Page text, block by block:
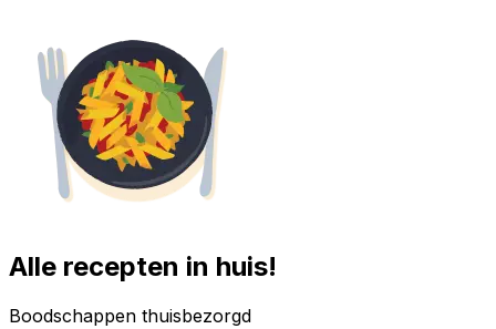
Alle recepten in huis!
Boodschappen thuisbezorgd